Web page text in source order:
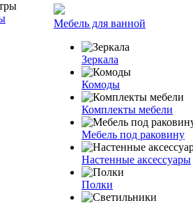
Мебель для ванной
Зеркала
Комоды
Комплекты мебели
Мебель под раковину
Настенные аксессуары
Полки